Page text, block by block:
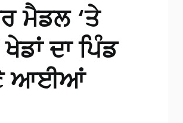
ਮੈਡਲ ‘ਤੇ
ਦਾ ਪਿੰਡ
ਆਈਆਂ